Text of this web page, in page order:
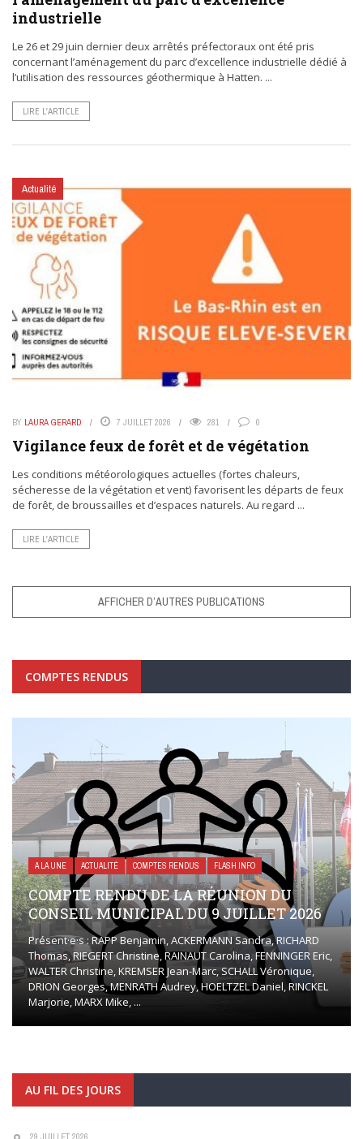
industrielle
Le 26 et 29 juin dernier deux arrêtés préfectoraux ont été pris
concernant l’aménagement du parc d’excellence industrielle dédié à
l’utilisation des ressources géothermique à Hatten. ...
LIRE L’ARTICLE
Actualité
BY LAURA GERARD 7 JUILLET 2026 281 0
Vigilance feux de forêt et de végétation
Les conditions météorologiques actuelles (fortes chaleurs,
sécheresse de la végétation et vent) favorisent les départs de feux
de forêt, de broussailles et d’espaces naturels. Au regard ...
LIRE L’ARTICLE
AFFICHER D’AUTRES PUBLICATIONS
COMPTES RENDUS
A LA UNE ACTUALITÉ COMPTES RENDUS FLASH INFO
COMPTE RENDU DE LA RÉUNION DU
CONSEIL MUNICIPAL DU 9 JUILLET 2026
Présent·e·s : RAPP Benjamin, ACKERMANN Sandra, RICHARD
Thomas, RIEGERT Christine, RAINAUT Carolina, FENNINGER Eric,
WALTER Christine, KREMSER Jean-Marc, SCHALL Véronique,
DRION Georges, MENRATH Audrey, HOELTZEL Daniel, RINCKEL
Marjorie, MARX Mike, ...
AU FIL DES JOURS
29 JUILLET 2026